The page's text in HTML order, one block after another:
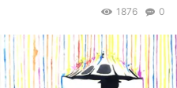
0
1876